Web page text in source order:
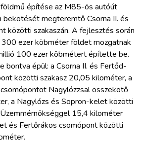
építése az M85-ös autóút
bekötését megteremtő Csorna II. és
közötti szakaszán. A fejlesztés során
ezer köbméter földet mozgatnak
100 ezer köbmétert építette be.
bontva épül: a Csorna II. és Fertőd-
közötti szakasz 20,05 kilométer, a
Nagylózzsal összekötő
a Nagylózs és Sopron-kelet közötti
15,4 kilométer
és Fertőrákos csomópont közötti